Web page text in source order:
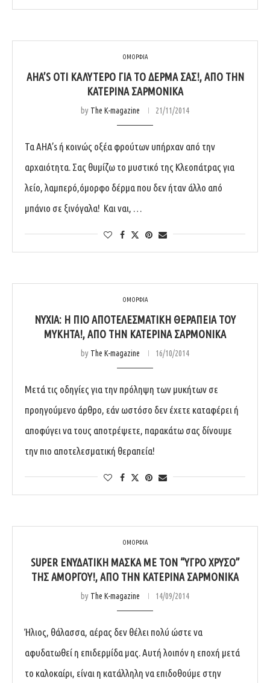
ΟΜΟΡΦΙΑ
AHA’S ΟΤΙ ΚΑΛΎΤΕΡΟ ΓΙΑ ΤΟ ΔΈΡΜΑ ΣΑΣ!, ΑΠΌ ΤΗΝ
ΚΑΤΕΡΊΝΑ ΣΑΡΜΟΝΙΚΆ
by The K-magazine 21/11/2014
Τα AHA’s ή κοινώς οξέα φρούτων υπήρχαν από την
αρχαιότητα. Σας θυμίζω το μυστικό της Κλεοπάτρας για
λείο, λαμπερό,όμορφο δέρμα που δεν ήταν άλλο από
μπάνιο σε ξινόγαλα! Και ναι, …
ΟΜΟΡΦΙΑ
ΝΎΧΙΑ: Η ΠΙΟ ΑΠΟΤΕΛΕΣΜΑΤΙΚΉ ΘΕΡΑΠΕΊΑ ΤΟΥ
ΜΎΚΗΤΑ!‏, ΑΠΌ ΤΗΝ ΚΑΤΕΡΊΝΑ ΣΑΡΜΟΝΙΚΆ
by The K-magazine 16/10/2014
Μετά τις οδηγίες για την πρόληψη των μυκήτων σε
προηγούμενο άρθρο, εάν ωστόσο δεν έχετε καταφέρει ή
αποφύγει να τους αποτρέψετε, παρακάτω σας δίνουμε
την πιο αποτελεσματική θεραπεία!
ΟΜΟΡΦΙΑ
SUPER ΕΝΥΔΑΤΙΚΉ ΜΆΣΚΑ ΜΕ ΤΟΝ “ΥΓΡΌ ΧΡΥΣΌ”
ΤΗΣ ΑΜΟΡΓΟΎ!, ΑΠΌ ΤΗΝ ΚΑΤΕΡΊΝΑ ΣΑΡΜΟΝΙΚΆ
by The K-magazine 14/09/2014
Ήλιος, θάλασσα, αέρας δεν θέλει πολύ ώστε να
αφυδατωθεί η επιδερμίδα μας. Αυτή λοιπόν η εποχή μετά
το καλοκαίρι, είναι η κατάλληλη να επιδοθούμε στην